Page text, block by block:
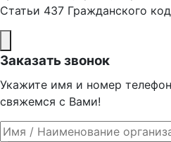
Статьи 437 Гражданского
Заказать звонок
Укажите имя и номер
свяжемся с Вами!